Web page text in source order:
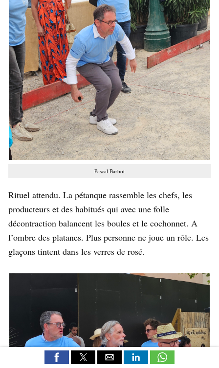
Pascal Barbot
Rituel attendu. La pétanque rassemble les chefs, les
producteurs et des habitués qui avec une folle
décontraction balancent les boules et le cochonnet. A
l’ombre des platanes. Plus personne ne joue un rôle. Les
glaçons tintent dans les verres de rosé.